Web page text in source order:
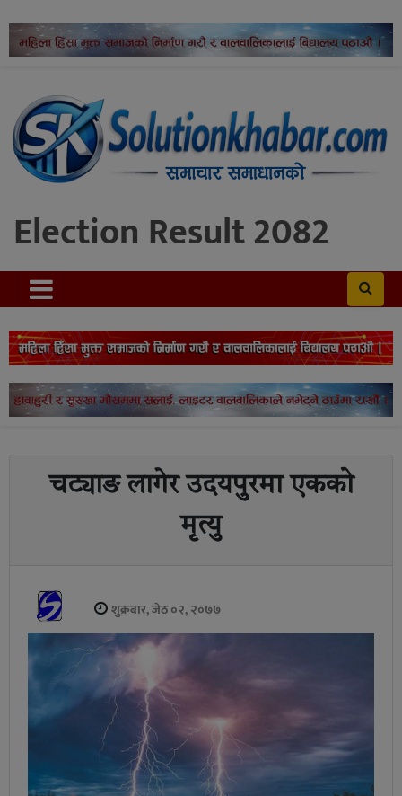
Election Result 2082
चट्याङ लागेर उदयपुरमा एकको
मृत्यु
शुक्रबार, जेठ ०२, २०७७